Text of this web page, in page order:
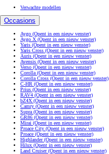
Verwachte modellen
Occasions
Aygo (Opent in een nieuw venster)
Aygo X (Opent in een nieuw venster)
Yaris (Opent in een nieuw venster)
Yaris Cross (Opent in een nieuw venster)
Auris (Opent in een nieuw venster)
Avensis (Opent in een nieuw venster)
Verso (Opent in een nieuw venster)
Corolla (Opent in een nieuw venster)
Corolla Cross (Opent in een nieuw venster)
C-HR (Opent in een nieuw venster)
Prius (Opent in een nieuw venster)
RAV4 (Opent in een nieuw venster)
bZ4X (Opent in een nieuw venster)
Camry (Opent in een nieuw venster)
Supra (Opent in een nieuw venster)
GR86 (Opent in een nieuw venster)
Mirai (Opent in een nieuw venster)
Proace City (Opent in een nieuw venster)
Proace (Opent in een nieuw venster)
Highlander(Opent in een nieuw venster)
Hilux (Opent in een nieuw venster)
Land Cruiser(Opent in een nieuw venster)